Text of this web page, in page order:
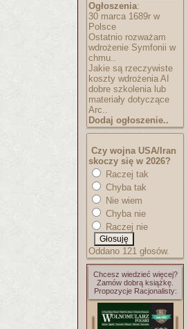
Ogłoszenia:
30 marca 1689r w
Polsce
Ostatnio rozważam
wdrożenie Symfonii w
chmu..
Jakie są rzeczywiste
koszty wdrożenia AI
dobre szkolenia lub
materiały dotyczące
Arc..
Dodaj ogłoszenie..
Czy wojna USA/Iran
skoczy się w 2026?
Raczej tak
Chyba tak
Nie wiem
Chyba nie
Raczej nie
Oddano 121 głosów.
Chcesz wiedzieć więcej?
Zamów dobrą książkę.
Propozycje Racjonalisty: